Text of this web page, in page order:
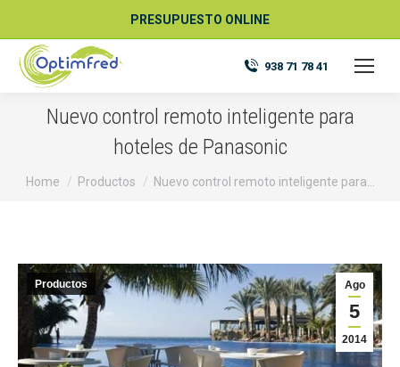
PRESUPUESTO ONLINE
938 71 78 41
Nuevo control remoto inteligente para
hoteles de Panasonic
You are here:
Home Productos Nuevo control remoto inteligente para…
Ago
5
2014
Productos